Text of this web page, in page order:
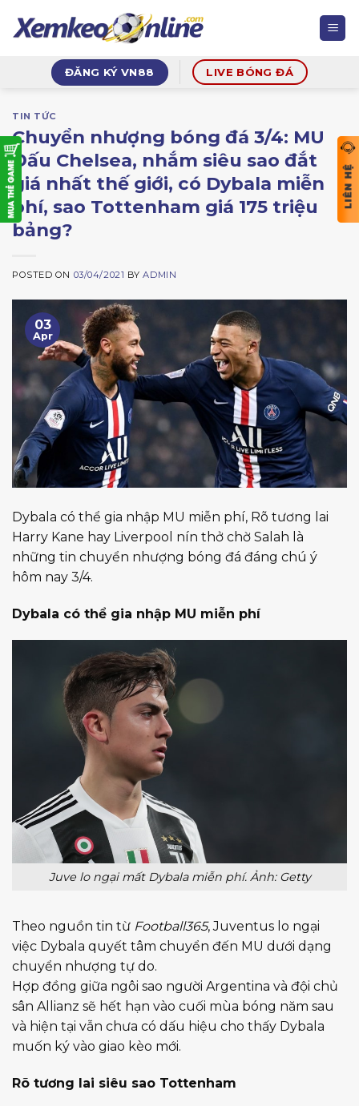
ĐĂNG KÝ VN88 LIVE BÓNG ĐÁ
TIN TỨC
Chuyển nhượng bóng đá 3/4: MU
Đấu Chelsea, nhắm siêu sao đắt
giá nhất thế giới, có Dybala miễn
phí, sao Tottenham giá 175 triệu
bảng?
POSTED ON 03/04/2021 BYADMIN
03
Apr
Dybala có thể gia nhập MU miễn phí, Rõ tương lai
Harry Kane hay Liverpool nín thở chờ Salah là
những tin chuyển nhượng bóng đá đáng chú ý
hôm nay 3/4.
Dybala có thể gia nhập MU miễn phí
Juve lo ngại mất Dybala miễn phí. Ảnh: Getty
Theo nguồn tin từ Football365, Juventus lo ngại
việc Dybala quyết tâm chuyển đến MU dưới dạng
chuyển nhượng tự do.
Hợp đồng giữa ngôi sao người Argentina và đội chủ
sân Allianz sẽ hết hạn vào cuối mùa bóng năm sau
và hiện tại vẫn chưa có dấu hiệu cho thấy Dybala
muốn ký vào giao kèo mới.
Rõ tương lai siêu sao Tottenham